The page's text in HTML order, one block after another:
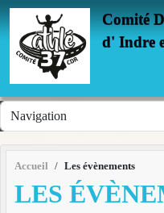
Comité
d' Indre
Accueil Les évènements
LES
Panneau de gestion des cookies